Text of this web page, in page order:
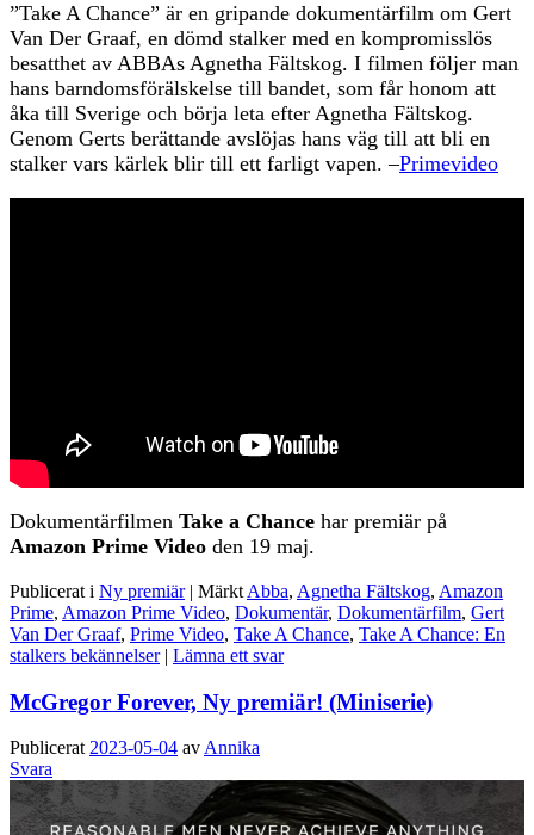
”Take A Chance” är en gripande dokumentärfilm om Gert
Van Der Graaf, en dömd stalker med en kompromisslös
besatthet av ABBAs Agnetha Fältskog. I filmen följer man
hans barndomsförälskelse till bandet, som får honom att
åka till Sverige och börja leta efter Agnetha Fältskog.
Genom Gerts berättande avslöjas hans väg till att bli en
stalker vars kärlek blir till ett farligt vapen. –Primevideo
Dokumentärfilmen Take a Chance har premiär på
Amazon Prime Video den 19 maj.
Publicerat i Ny premiär | Märkt Abba, Agnetha Fältskog, Amazon
Prime, Amazon Prime Video, Dokumentär, Dokumentärfilm, Gert
Van Der Graaf, Prime Video, Take A Chance, Take A Chance: En
stalkers bekännelser | Lämna ett svar
McGregor Forever, Ny premiär! (Miniserie)
Publicerat2023-05-04 avAnnika
Svara